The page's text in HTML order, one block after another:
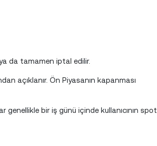
da tamamen iptal edilir.
açıklanır. Ön Piyasanın kapanması
genellikle bir iş günü içinde kullanıcının spot